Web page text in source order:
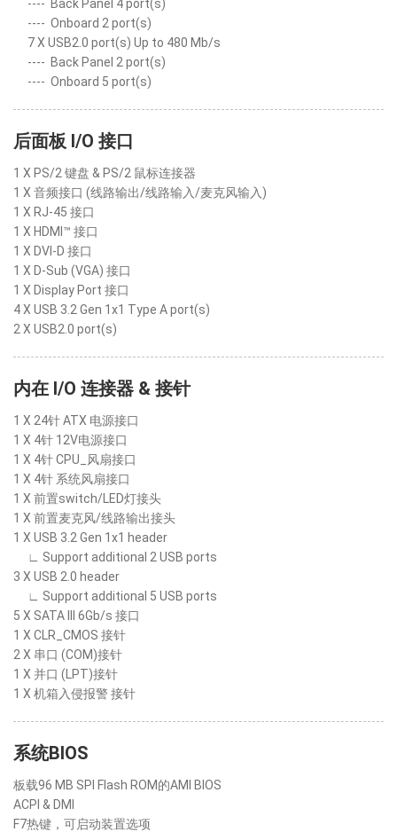
---- Back Panel 4 port(s)
---- Onboard 2 port(s)
7 X USB2.0 port(s) Up to 480 Mb/s
---- Back Panel 2 port(s)
---- Onboard 5 port(s)
后面板 I/O 接口
1 X PS/2 键盘 & PS/2 鼠标连接器
1 X 音频接口 (线路输出/线路输入/麦克风输入)
1 X RJ-45 接口
1 X HDMI™ 接口
1 X DVI-D 接口
1 X D-Sub (VGA) 接口
1 X Display Port 接口
4 X USB 3.2 Gen 1x1 Type A port(s)
2 X USB2.0 port(s)
内在 I/O 连接器 & 接针
1 X 24针 ATX 电源接口
1 X 4针 12V电源接口
1 X 4针 CPU_风扇接口
1 X 4针 系统风扇接口
1 X 前置switch/LED灯接头
1 X 前置麦克风/线路输出接头
1 X USB 3.2 Gen 1x1 header
∟ Support additional 2 USB ports
3 X USB 2.0 header
∟ Support additional 5 USB ports
5 X SATA III 6Gb/s 接口
1 X CLR_CMOS 接针
2 X 串口 (COM)接针
1 X 并口 (LPT)接针
1 X 机箱入侵报警 接针
系统BIOS
板载96 MB SPI Flash ROM的AMI BIOS
ACPI & DMI
F7热键，可启动装置选项